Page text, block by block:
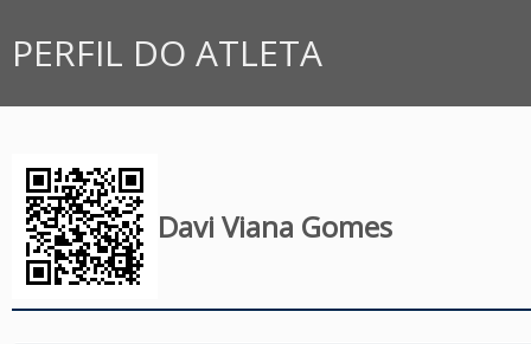
PERFIL DO ATLETA
Davi Viana Gomes